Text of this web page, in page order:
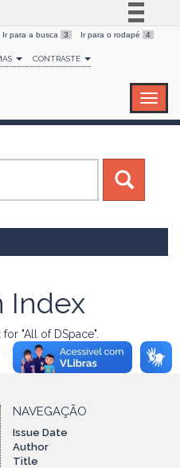
Simplifique!
Comunica BR
Canais
Ir para a busca 3 Ir para o rodapé 4
CONTRASTE
Index
"All of DSpace".
NAVEGAÇÃO
Issue Date
Author
Title